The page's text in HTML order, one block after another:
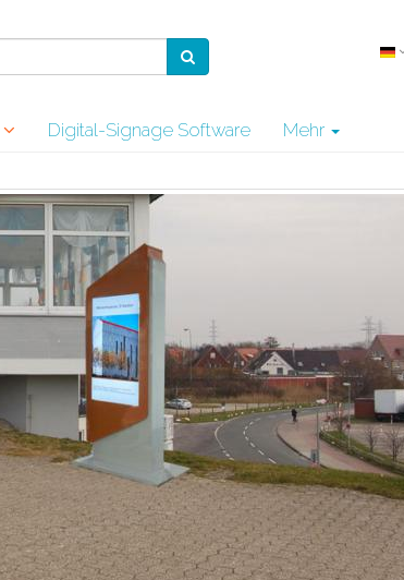
Digital-Signage Software Mehr